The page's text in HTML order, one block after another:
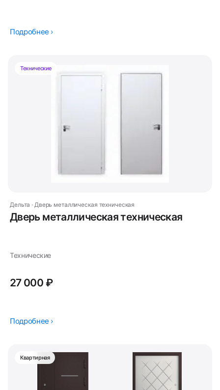
Подробнее ›
Технические
Дельта · Дверь металлическая техническая
Дверь металлическая техническая
Технические
27 000 ₽
Подробнее ›
Квартирная